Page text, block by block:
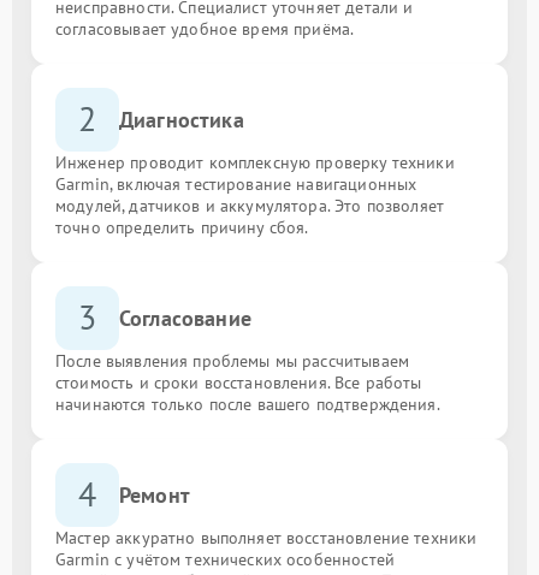
неисправности. Специалист уточняет детали и
согласовывает удобное время приёма.
2 Диагностика
Инженер проводит комплексную проверку техники
Garmin, включая тестирование навигационных
модулей, датчиков и аккумулятора. Это позволяет
точно определить причину сбоя.
3 Согласование
После выявления проблемы мы рассчитываем
стоимость и сроки восстановления. Все работы
начинаются только после вашего подтверждения.
4 Ремонт
Мастер аккуратно выполняет восстановление техники
Garmin с учётом технических особенностей